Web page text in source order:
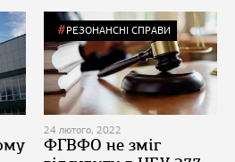
РЕЗОНАНСНІ СПРАВИ
24 лютого, 2022
ФГВФО не зміг